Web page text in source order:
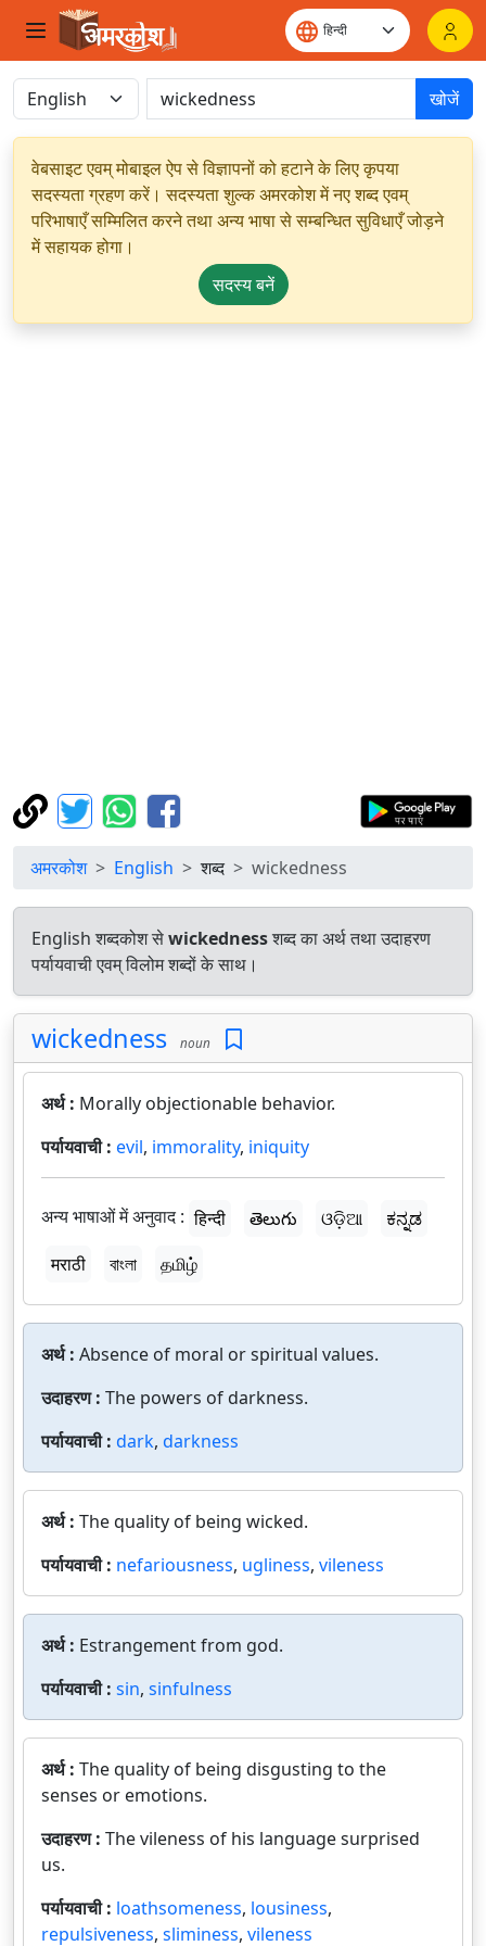
खोजें
वेबसाइट एवम् मोबाइल ऐप से विज्ञापनों को हटाने के लिए कृपया
सदस्यता ग्रहण करें। सदस्यता शुल्क अमरकोश में नए शब्द एवम्
परिभाषाएँ सम्मिलित करने तथा अन्य भाषा से सम्बन्धित सुविधाएँ जोड़ने
में सहायक होगा।
सदस्य बनें
अमरकोश English शब्द wickedness
English शब्दकोश सेwickednessशब्द का अर्थ तथा उदाहरण
पर्यायवाची एवम् विलोम शब्दों के साथ।
wickedness noun
अर्थ : Morally objectionable behavior.
पर्यायवाची : evil, immorality, iniquity
अन्य भाषाओं में अनुवाद : हिन्दी తెలుగు ଓଡ଼ିଆ
ಕನ್ನಡ
मराठी
বাংলা தமிழ்
अर्थ : Absence of moral or spiritual values.
उदाहरण : The powers of darkness.
पर्यायवाची : dark, darkness
अर्थ : The quality of being wicked.
पर्यायवाची : nefariousness, ugliness, vileness
अर्थ : Estrangement from god.
पर्यायवाची : sin, sinfulness
अर्थ : The quality of being disgusting to the
senses or emotions.
उदाहरण : The vileness of his language surprised
us.
पर्यायवाची : loathsomeness, lousiness,
repulsiveness, sliminess, vileness